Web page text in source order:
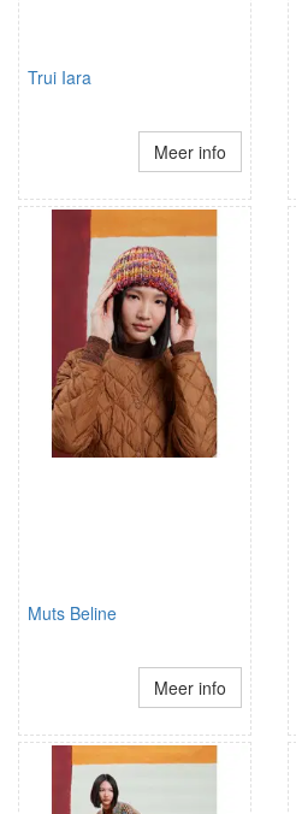
Trui Iara
Meer info
Muts Beline
Meer info